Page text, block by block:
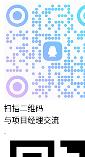
扫描二维码
与项目经理交流